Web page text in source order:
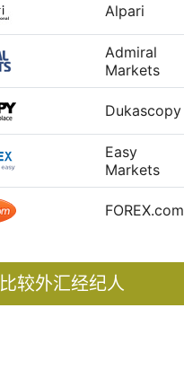
Alpari
Admiral
Markets
Dukascopy
Easy
Markets
FOREX.com
比较外汇经纪人